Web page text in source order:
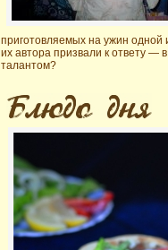
приготовляемых на ужин
их автора призвали к ответу —
талантом?